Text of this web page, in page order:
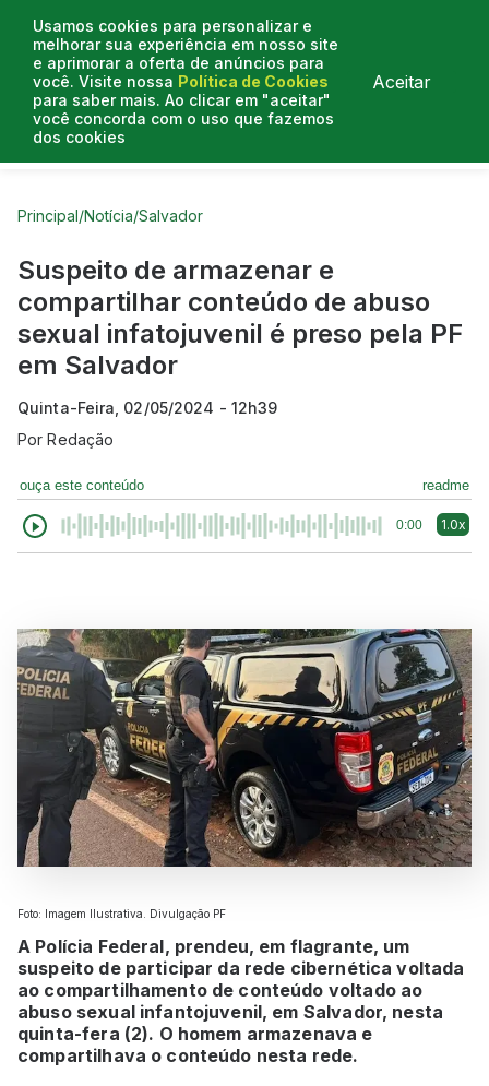
Usamos cookies para personalizar e
melhorar sua experiência em nosso site
e aprimorar a oferta de anúncios para
você. Visite nossa Política de Cookies
para saber mais. Ao clicar em "aceitar"
você concorda com o uso que fazemos
dos cookies
Aceitar
Curtas do Poder
Principal/Notícia/Salvador
Suspeito de armazenar e
compartilhar conteúdo de abuso
sexual infatojuvenil é preso pela PF
em Salvador
Quinta-Feira, 02/05/2024 - 12h39
PorRedação
ouça este conteúdo readme
0:00 1.0x
Foto: Imagem Ilustrativa. Divulgação PF
A Polícia Federal, prendeu, em flagrante, um
suspeito de participar da rede cibernética voltada
ao compartilhamento de conteúdo voltado ao
abuso sexual infantojuvenil, em Salvador, nesta
quinta-fera (2). O homem armazenava e
compartilhava o conteúdo nesta rede.